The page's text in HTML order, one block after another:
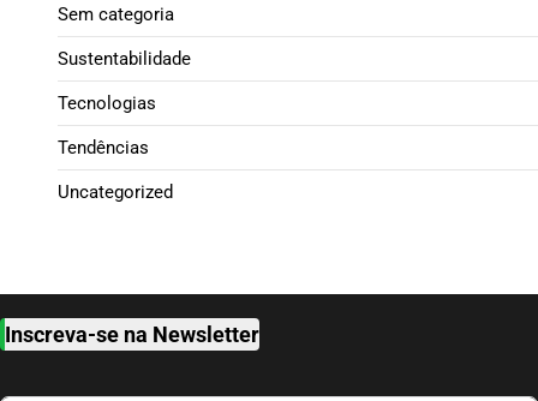
Sem categoria
Sustentabilidade
Tecnologias
Tendências
Uncategorized
Inscreva-se na Newsletter